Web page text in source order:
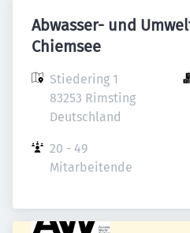
Abwasser- und
Chiemsee
Stiedering 1
83253 Rimsting
Deutschland
20 - 49
Mitarbeitende